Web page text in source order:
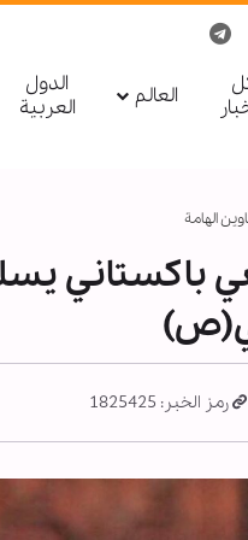
العالم
الدول
العربیة
الهامة
رمز الخبر: 1825425